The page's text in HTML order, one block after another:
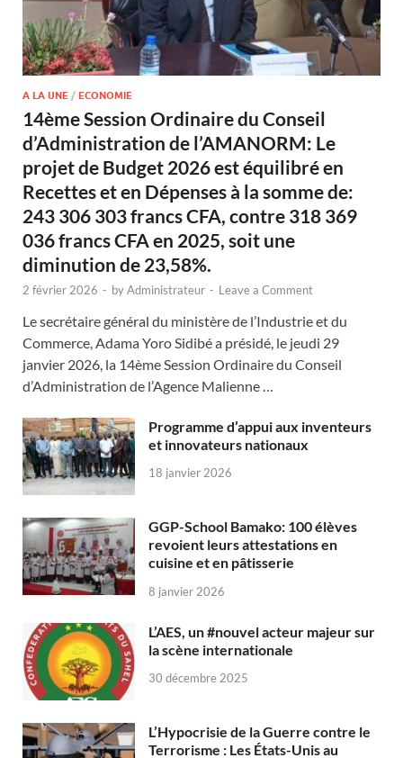
A LA UNE / ECONOMIE
14ème Session Ordinaire du Conseil
d’Administration de l’AMANORM: Le
projet de Budget 2026 est équilibré en
Recettes et en Dépenses à la somme de:
243 306 303 francs CFA, contre 318 369
036 francs CFA en 2025, soit une
diminution de 23,58%.
2 février 2026 - byAdministrateur - Leave a Comment
Le secrétaire général du ministère de l’Industrie et du
Commerce, Adama Yoro Sidibé a présidé, le jeudi 29
janvier 2026, la 14ème Session Ordinaire du Conseil
d’Administration de l’Agence Malienne …
Programme d’appui aux inventeurs
et innovateurs nationaux
18 janvier 2026
GGP-School Bamako: 100 élèves
revoient leurs attestations en
cuisine et en pâtisserie
8 janvier 2026
L’AES, un #nouvel acteur majeur sur
la scène internationale
30 décembre 2025
L’Hypocrisie de la Guerre contre le
Terrorisme : Les États-Unis au